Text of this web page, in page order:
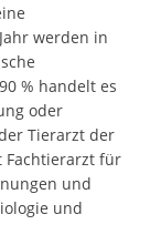
werden in
% handelt es
oder
Tierarzt der
Fachtierarzt für
und
und